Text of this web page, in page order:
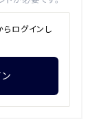
らログインし